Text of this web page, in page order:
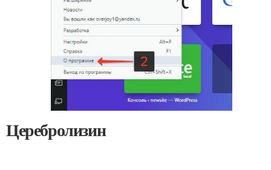
Церебролизин